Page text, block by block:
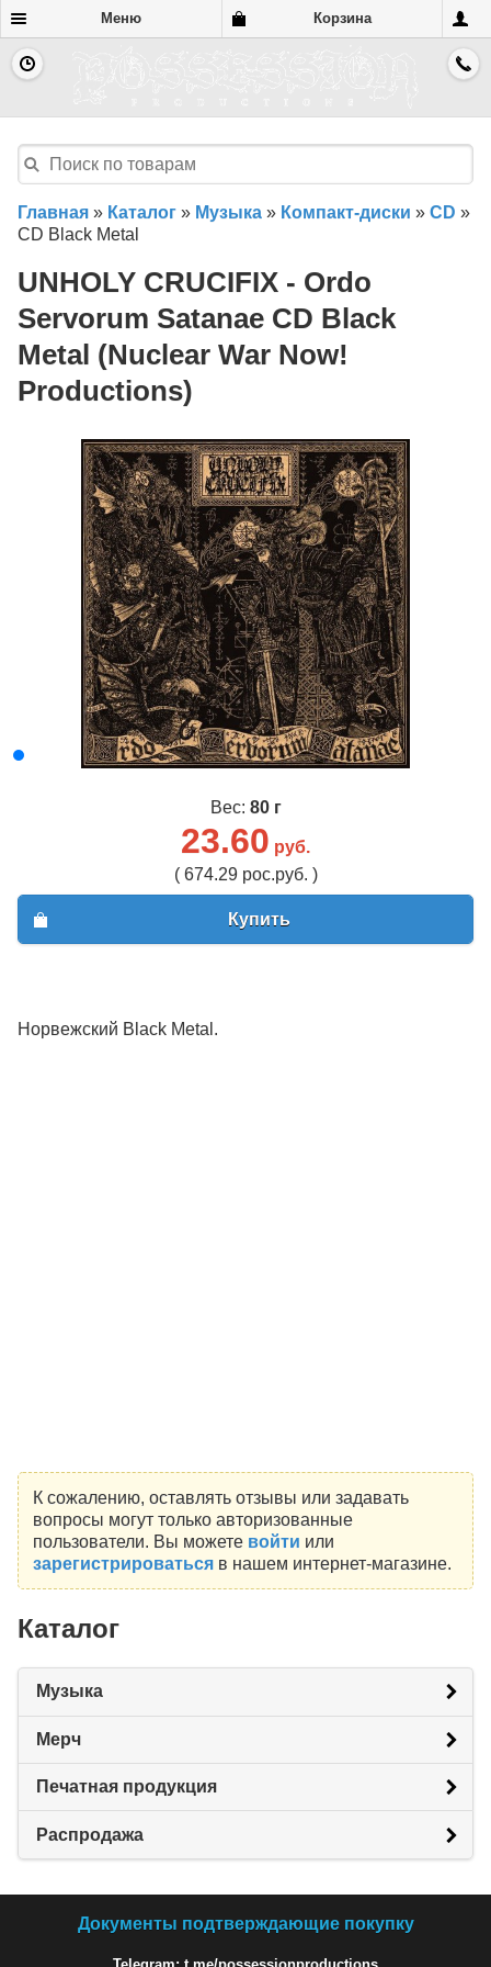
Меню Корзина
Главная » Каталог » Музыка » Компакт-диски » CD »
CD Black Metal
UNHOLY CRUCIFIX - Ordo
Servorum Satanae CD Black
Metal (Nuclear War Now!
Productions)
Вес: 80 г
23.60 руб.
( 674.29 рос.руб. )
Купить
Норвежский Black Metal.
К сожалению, оставлять отзывы или задавать
вопросы могут только авторизованные
пользователи. Вы можете войти или
зарегистрироватьсяв нашем интернет-магазине.
Каталог
Музыка
Мерч
Печатная продукция
Распродажа
Документы подтверждающие покупку